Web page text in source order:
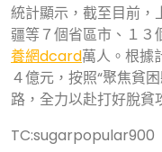
統計顯示，截至目前，
疆等７個省區市、１３
養網dcard萬人。根據
４億元，按照“聚焦貧
路，全力以赴打好脫貧
TC:sugarpopular900